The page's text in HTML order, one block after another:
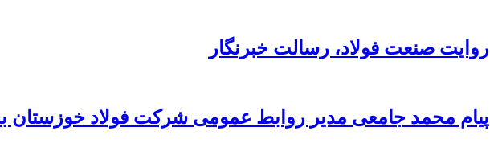
روایت صنعت فولاد،‌ رسالت خبرنگار
پیام محمد جامعی مدیر روابط عمومی شرکت فولاد خوزستان